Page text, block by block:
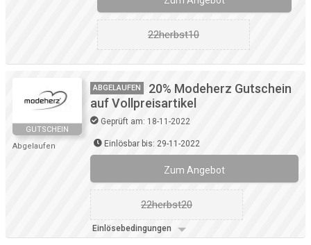
22herbst10
GUTSCHEIN
Abgelaufen
ABGELAUFEN
20% Modeherz Gutschein
auf Vollpreisartikel
Geprüft am: 18-11-2022
Einlösbar bis: 29-11-2022
Zum Angebot
22herbst20
Einlösebedingungen